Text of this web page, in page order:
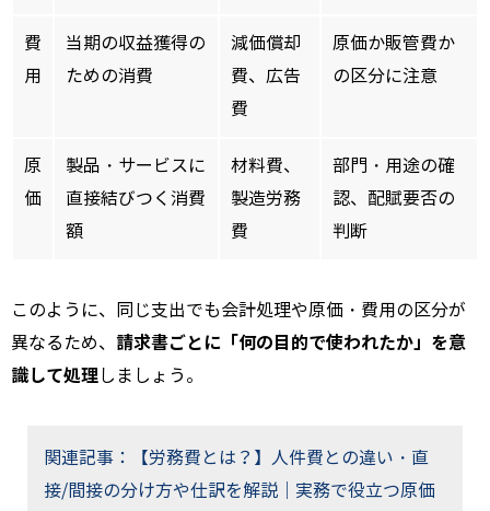
費
用
当期の収益獲得の
ための消費
減価償却
費、広告
費
原価か販管費か
の区分に注意
原
価
製品・サービスに
直接結びつく消費
額
材料費、
製造労務
費
部門・用途の確
認、配賦要否の
判断
このように、同じ支出でも会計処理や原価・費用の区分が
異なるため、 請求書ごとに「何の目的で使われたか」を意
識して処理 しましょう。
関連記事：【労務費とは？】人件費との違い・直
接/間接の分け方や仕訳を解説｜実務で役立つ原価